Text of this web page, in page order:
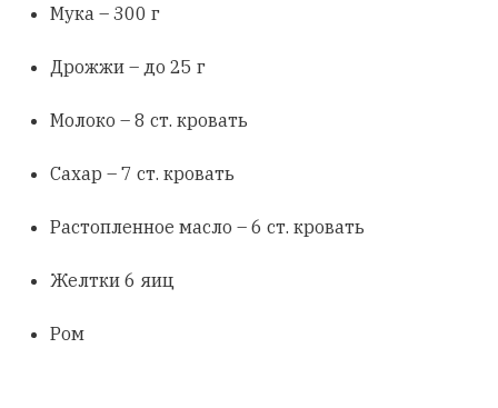
Мука – 300 г
Дрожжи – до 25 г
Молоко – 8 ст. кровать
Сахар – 7 ст. кровать
Растопленное масло – 6 ст. кровать
Желтки 6 яиц
Ром